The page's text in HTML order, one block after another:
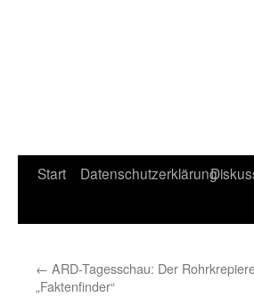
Start Datenschutzerklärung
← ARD-Tagesschau: Der
„Faktenfinder“